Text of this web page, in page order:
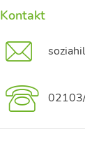
Kontakt